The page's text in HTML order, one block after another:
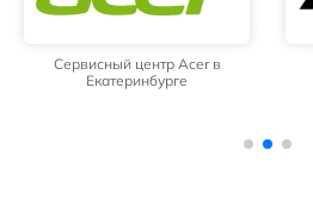
Сервисный центр Acer в
Екатеринбурге